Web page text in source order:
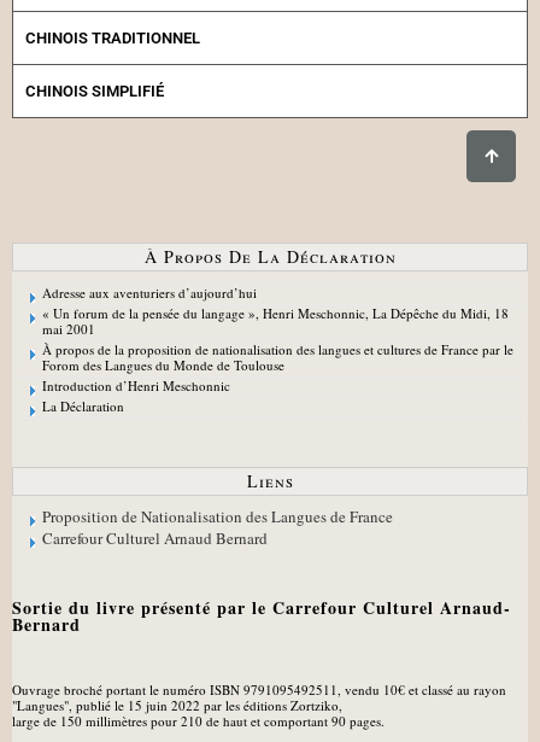
CHINOIS TRADITIONNEL
CHINOIS SIMPLIFIÉ
À Propos De La Déclaration
Adresse aux aventuriers d’aujourd’hui
« Un forum de la pensée du langage », Henri Meschonnic, La Dépêche du Midi, 18
mai 2001
À propos de la proposition de nationalisation des langues et cultures de France par le
Forom des Langues du Monde de Toulouse
Introduction d’Henri Meschonnic
La Déclaration
Liens
Proposition de Nationalisation des Langues de France
Carrefour Culturel Arnaud Bernard
Sortie du livre présenté par le Carrefour Culturel Arnaud-
Bernard
Ouvrage broché portant le numéro ISBN 9791095492511, vendu 10€ et classé au rayon
"Langues", publié le 15 juin 2022 par les éditions Zortziko,
large de 150 millimètres pour 210 de haut et comportant 90 pages.